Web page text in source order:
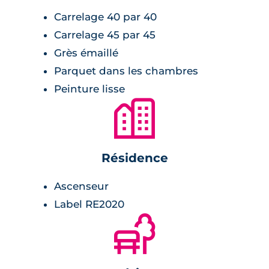
dispositifs de sécurité tels que digicode,
visiophone et serrures 3 points.
Carrelage 40 par 40
Carrelage 45 par 45
Grès émaillé
Parquet dans les chambres
Peinture lisse
🏙
Résidence
Ascenseur
Label RE2020
🌲